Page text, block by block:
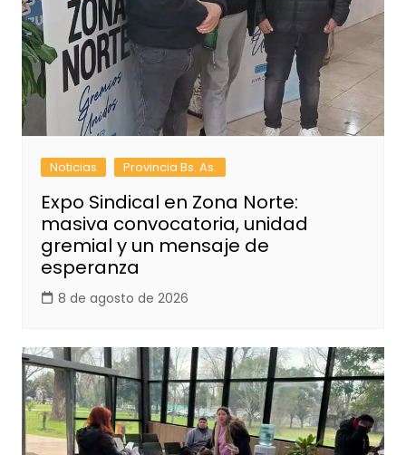
Noticias Provincia Bs. As.
Expo Sindical en Zona Norte:
masiva convocatoria, unidad
gremial y un mensaje de
esperanza
8 de agosto de 2026